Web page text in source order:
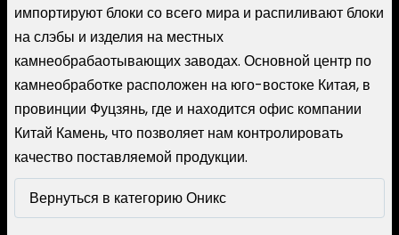
импортируют блоки со всего мира и распиливают блоки
на слэбы и изделия на местных
камнеобрабаотывающих заводах. Основной центр по
камнеобработке расположен на юго-востоке Китая, в
провинции Фуцзянь, где и находится офис компании
Китай Камень, что позволяет нам контролировать
качество поставляемой продукции.
Вернуться в категорию Оникс